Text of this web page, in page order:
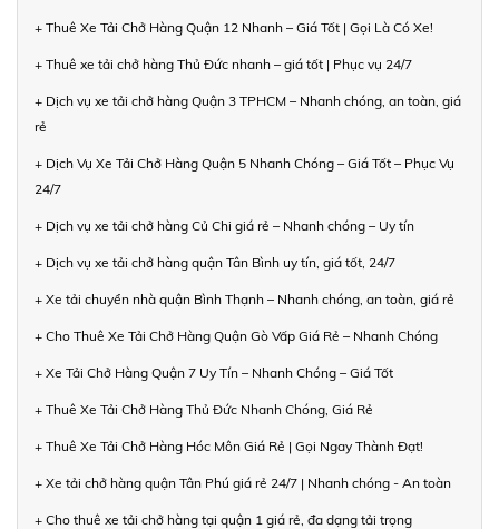
+ Thuê Xe Tải Chở Hàng Quận 12 Nhanh – Giá Tốt | Gọi Là Có Xe!
+ Thuê xe tải chở hàng Thủ Đức nhanh – giá tốt | Phục vụ 24/7
+ Dịch vụ xe tải chở hàng Quận 3 TPHCM – Nhanh chóng, an toàn, giá
rẻ
+ Dịch Vụ Xe Tải Chở Hàng Quận 5 Nhanh Chóng – Giá Tốt – Phục Vụ
24/7
+ Dịch vụ xe tải chở hàng Củ Chi giá rẻ – Nhanh chóng – Uy tín
+ Dịch vụ xe tải chở hàng quận Tân Bình uy tín, giá tốt, 24/7
+ Xe tải chuyển nhà quận Bình Thạnh – Nhanh chóng, an toàn, giá rẻ
+ Cho Thuê Xe Tải Chở Hàng Quận Gò Vấp Giá Rẻ – Nhanh Chóng
+ Xe Tải Chở Hàng Quận 7 Uy Tín – Nhanh Chóng – Giá Tốt
+ Thuê Xe Tải Chở Hàng Thủ Đức Nhanh Chóng, Giá Rẻ
+ Thuê Xe Tải Chở Hàng Hóc Môn Giá Rẻ | Gọi Ngay Thành Đạt!
+ Xe tải chở hàng quận Tân Phú giá rẻ 24/7 | Nhanh chóng - An toàn
+ Cho thuê xe tải chở hàng tại quận 1 giá rẻ, đa dạng tải trọng